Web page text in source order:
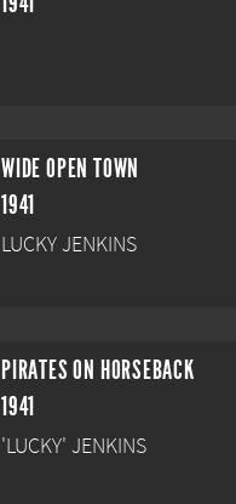
WIDE OPEN TOWN
1941
LUCKY JENKINS
PIRATES ON HORSEBACK
1941
'LUCKY' JENKINS